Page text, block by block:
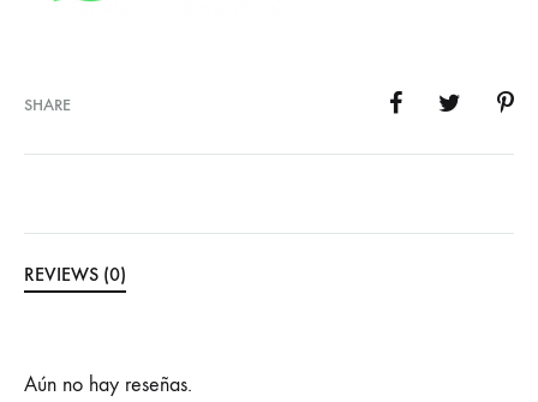
SHARE
REVIEWS (0)
Aún no hay reseñas.